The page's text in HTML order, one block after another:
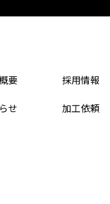
要
採用情報
せ
加工依頼